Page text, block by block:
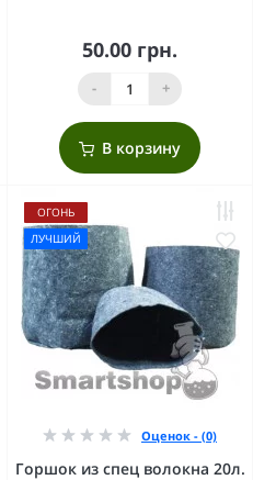
50.00 грн.
- +
В корзину
ОГОНЬ
ЛУЧШИЙ
Оценок - (0)
Горшок из спец волокна 20л.